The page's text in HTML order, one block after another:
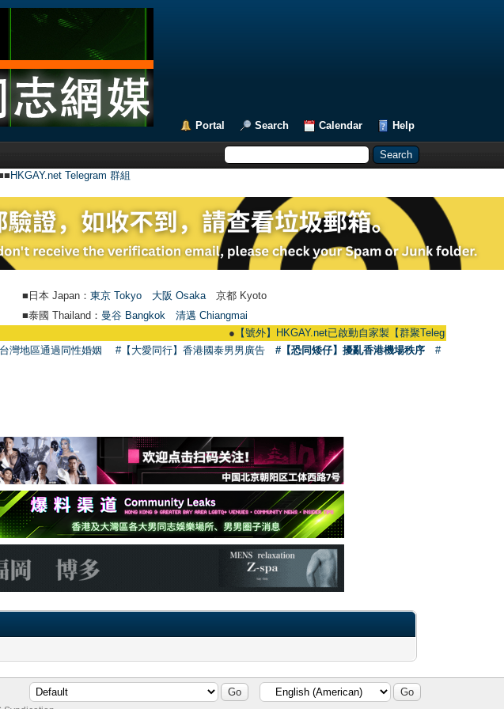
Portal Search Calendar Help
HKGAY.net Telegram 群組
■日本 Japan： 東京 Tokyo 大阪 Osaka 京都 Kyoto
■泰國 Thailand： 曼谷 Bangkok
清邁 Chiangmai
【號外】HKGAY.net已啟動自家製【群聚Telegram群組】
灣地區通過同性婚姻 #【大愛同行】香港國泰男男廣告 #【恐同矮仔】擾亂香港機場秩序
#